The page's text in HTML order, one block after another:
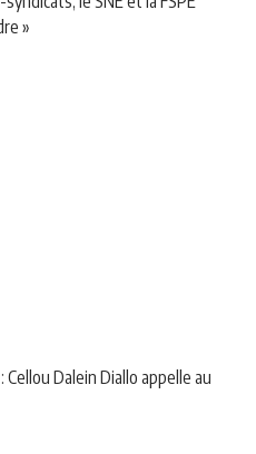
»
Dalein Diallo appelle au